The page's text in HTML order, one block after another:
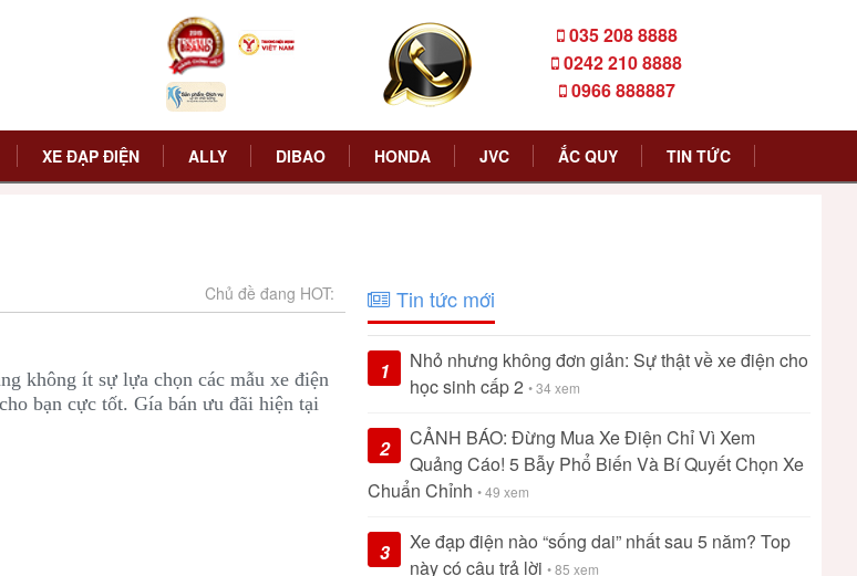
035 208 8888
0242 210 8888
0966 888887
XE ĐẠP ĐIỆN ALLY DIBAO HONDA JVC ẮC QUY TIN TỨC
Chủ đề đang HOT:
không ít sự lựa chọn các mẫu xe điện
bạn cực tốt. Gía bán ưu đãi hiện tại
Tin tức mới
1
Nhỏ nhưng không đơn giản: Sự thật về xe điện cho
học sinh cấp 2 • 34 xem
2
CẢNH BÁO: Đừng Mua Xe Điện Chỉ Vì Xem
Quảng Cáo! 5 Bẫy Phổ Biến Và Bí Quyết Chọn Xe
Chuẩn Chỉnh • 49 xem
3
Xe đạp điện nào “sống dai” nhất sau 5 năm? Top
này có câu trả lời • 85 xem